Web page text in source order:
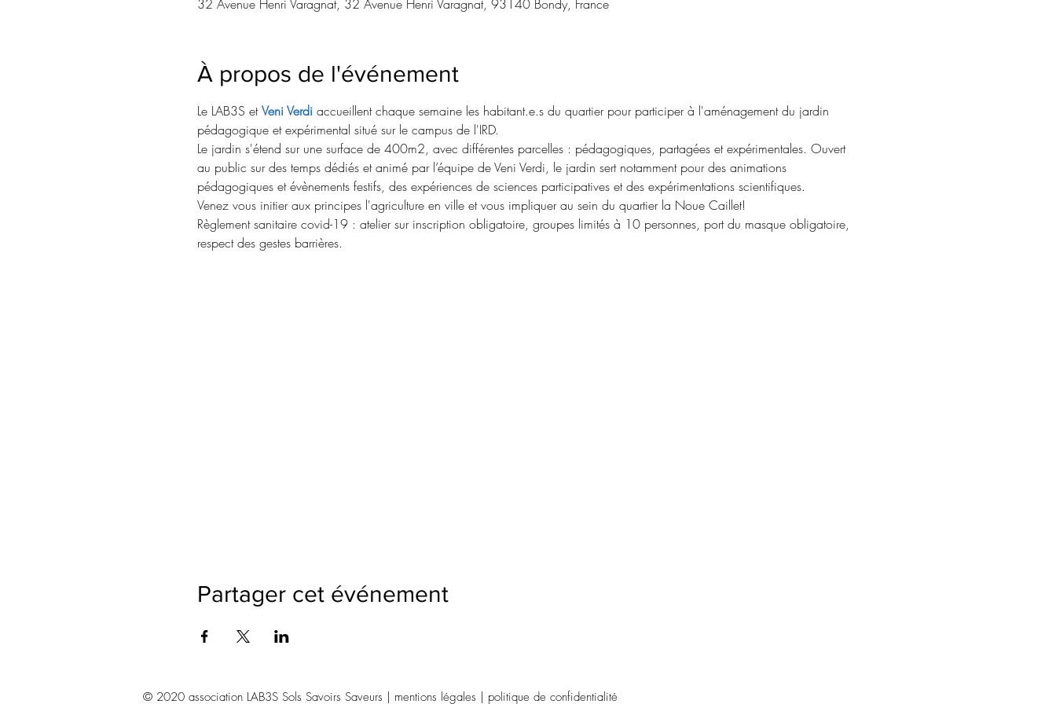
32 Avenue Henri Varagnat, 32 Avenue Henri Varagnat, 93140 Bondy, France
À propos de l'événement
Le LAB3S et Veni Verdi accueillent chaque semaine les habitant.e.s du quartier pour participer à l'aménagement du jardin
pédagogique et expérimental situé sur le campus de l'IRD.
Le jardin s'étend sur une surface de 400m2, avec différentes parcelles : pédagogiques, partagées et expérimentales. Ouvert
au public sur des temps dédiés et animé par l’équipe de Veni Verdi, le jardin sert notamment pour des animations
pédagogiques et évènements festifs, des expériences de sciences participatives et des expérimentations scientifiques.
Venez vous initier aux principes l'agriculture en ville et vous impliquer au sein du quartier la Noue Caillet!
Règlement sanitaire covid-19 : atelier sur inscription obligatoire, groupes limités à 10 personnes, port du masque obligatoire,
respect des gestes barrières.
Partager cet événement
© 2020 association LAB3S Sols Savoirs Saveurs | mentions légales | politique de confidentialité